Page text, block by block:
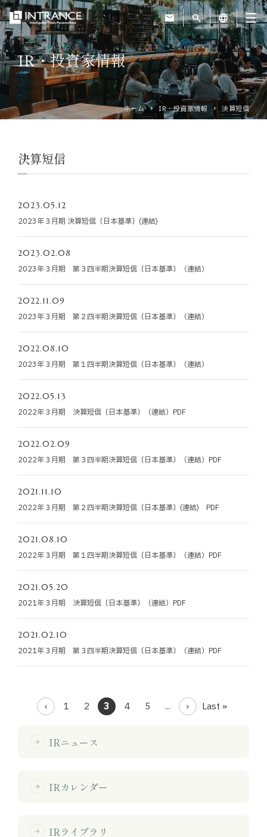
mail search language
トップ
企業情報
運営ホテル
IR・投資家情報
お役立ちコラム
採用情報
お問い合わせ
IR・投資家情報
ホーム IR・投資家情報 決算短信
決算短信
2023.05.12
2023年３月期 決算短信〔日本基準〕(連結)
2023.02.08
2023年３月期 第３四半期決算短信〔日本基準〕（連結）
2022.11.09
2023年３月期 第２四半期決算短信〔日本基準〕（連結）
2022.08.10
2023年３月期 第１四半期決算短信〔日本基準〕（連結）
2022.05.13
2022年３月期 決算短信〔日本基準〕（連結）PDF
2022.02.09
2022年３月期 第３四半期決算短信〔日本基準〕（連結）PDF
2021.11.10
2022年３月期 第２四半期決算短信〔日本基準〕(連結) PDF
2021.08.10
2022年３月期 第１四半期決算短信〔日本基準〕（連結）PDF
2021.05.20
2021年３月期 決算短信〔日本基準〕（連結）PDF
2021.02.10
2021年３月期 第３四半期決算短信〔日本基準〕（連結）PDF
1 2 3 4 5 ... Last »
arrow_forward IRニュース
arrow_forward IRカレンダー
arrow_forward IRライブラリ